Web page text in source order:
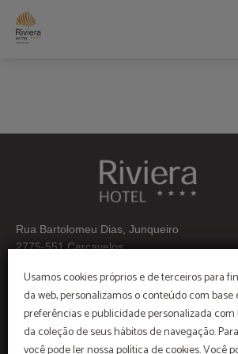
Usamos cookies próprios e de terceiros para
da web, personalizamos o conteúdo com base
preferências e publicidade personalizada
da coleção de seus hábitos de navegação.
Rua Bartolomeu Dias, Junqueiro
2775-551 Carcavelos
Telf:+ 351 214586600
Grupos: +351 214 586 609
(Chamada para a rede fixa nacional)